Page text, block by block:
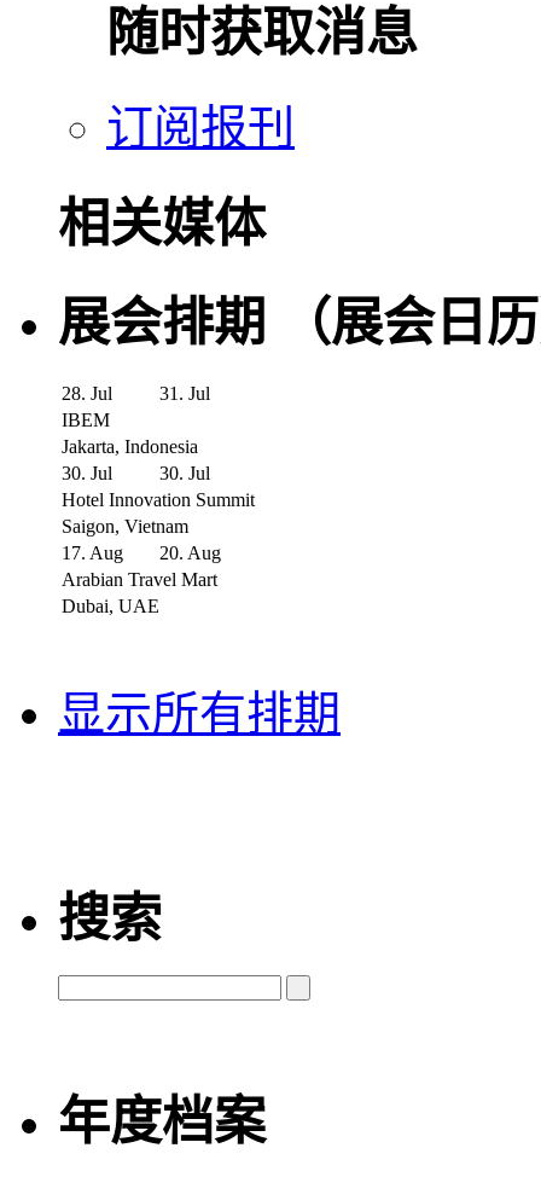
随时获取消息
订阅报刊
相关媒体
展会排期 （展会日
28. Jul
31. Jul
IBEM
Jakarta, Indonesia
30. Jul
30. Jul
Hotel Innovation Summit
Saigon, Vietnam
17. Aug
20. Aug
Arabian Travel Mart
Dubai, UAE
显示所有排期
搜索
年度档案